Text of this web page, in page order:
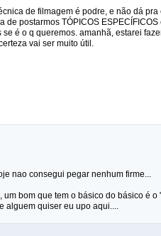
de filmagem é podre, e não dá
de postarmos TÓPICOS
é o q queremos. amanhã, estarei
vai ser muito útil.
nao consegui pegar nenhum firme...
bom que tem o básico do básico é
alguem quiser eu upo aqui....